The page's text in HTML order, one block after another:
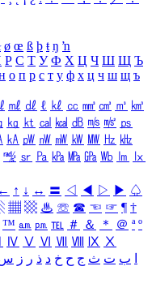
ø œ ß þ ŧ ŋ ŉ
Р С Т У Ф Х Ц Ч Ш Щ Ъ
о п р с т у ф х ц ч ш щ ъ
㎖ ㎗ ℓ ㎘ ㏄ ㎣ ㎤ ㎥ ㎦
㎏ ㏏ ㎈ ㎉ ㏈ ㎧ ㎨ ㎰
㎄ ㎺ ㎻ ㎽ ㎾ ㎿ ㎐ ㎑
㎯ ㏛ ㎩ ㎪ ㎫ ㎬ ㏝ ㏐
㏓
← ↑ ↓ ↔ 〓 ◁ ◀ ▷ ▶ ♤
▦ ▩ ♨ ☏ ☎ ☜ ☞ ¶ †
™ ㏂ ㏘ ℡ ＃ ＆ ＊ ＠ ª º
Ⅳ Ⅴ Ⅵ Ⅶ Ⅷ Ⅸ Ⅹ
ب ت ث ج ح خ د ذ ر ز